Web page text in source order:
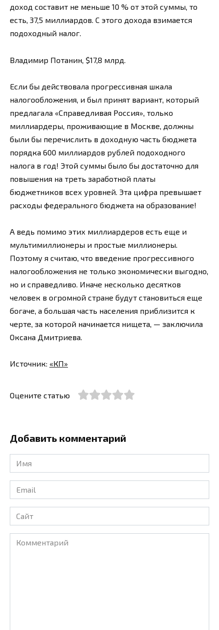
доход составит не меньше 10 % от этой суммы, то
есть, 37,5 миллиардов. С этого дохода взимается
подоходный налог.
Владимир Потанин, $17,8 млрд.
Если бы действовала прогрессивная шкала
налогообложения, и был принят вариант, который
предлагала «Справедливая Россия», только
миллиардеры, проживающие в Москве, должны
были бы перечислить в доходную часть бюджета
порядка 600 миллиардов рублей подоходного
налога в год! Этой суммы было бы достаточно для
повышения на треть заработной платы
бюджетников всех уровней. Эта цифра превышает
расходы федерального бюджета на образование!
А ведь помимо этих миллиардеров есть еще и
мультимиллионеры и простые миллионеры.
Поэтому я считаю, что введение прогрессивного
налогообложения не только экономически выгодно,
но и справедливо. Иначе несколько десятков
человек в огромной стране будут становиться еще
богаче, а большая часть населения приблизится к
черте, за которой начинается нищета, — заключила
Оксана Дмитриева.
Источник: «КП»
Оцените статью
Добавить комментарий
Имя
*
Email
*
Сайт
Комментарий